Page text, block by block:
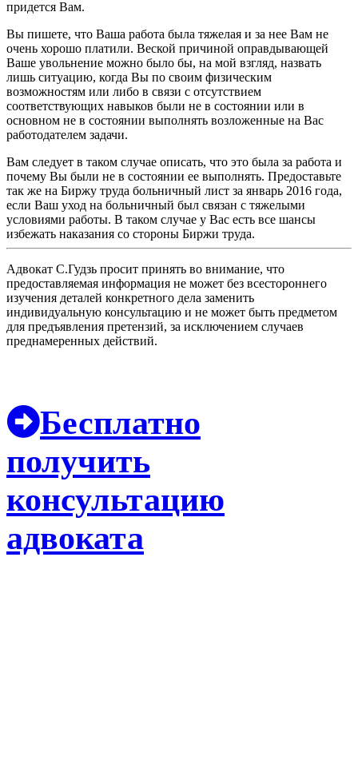
придется Вам.
Вы пишете, что Ваша работа была тяжелая и за нее Вам не
очень хорошо платили. Веcкой причиной оправдывающей
Ваше увольнение можно было бы, на мой взгляд, назвать
лишь ситуацию, когда Вы по своим физическим
возможностям или либо в связи с отсутствием
соответствующих навыков были не в состоянии или в
основном не в состоянии выполнять возложенные на Вас
работодателем задачи.
Вам следует в таком случае описать, что это была за работа и
почему Вы были не в состоянии ее выполнять. Предоставьте
так же на Биржу труда больничный лист за январь 2016 года,
если Ваш уход на больничный был связан с тяжелыми
условиями работы. В таком случае у Вас есть все шансы
избежать наказания со стороны Биржи труда.
Адвокат С.Гудзь просит принять во внимание, что
предоставляемая информация не может без всестороннего
изучения деталей конкретного дела заменить
индивидуальную консультацию и не может быть предметом
для предъявления претензий, за исключением случаев
преднамеренных действий.
Бесплатно
получить
консультацию
адвоката